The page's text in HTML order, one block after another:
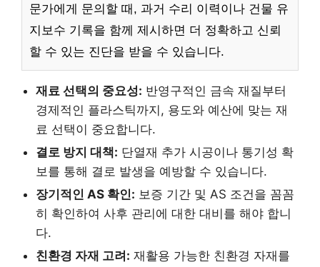
문가에게 문의할 때, 과거 수리 이력이나 건물 유
지보수 기록을 함께 제시하면 더 정확하고 신뢰
할 수 있는 진단을 받을 수 있습니다.
재료 선택의 중요성: 반영구적인 금속 재질부터
경제적인 플라스틱까지, 용도와 예산에 맞는 재
료 선택이 중요합니다.
결로 방지 대책: 단열재 추가 시공이나 통기성 확
보를 통해 결로 발생을 예방할 수 있습니다.
장기적인 AS 확인: 보증 기간 및 AS 조건을 꼼꼼
히 확인하여 사후 관리에 대한 대비를 해야 합니
다.
친환경 자재 고려: 재활용 가능한 친환경 자재를